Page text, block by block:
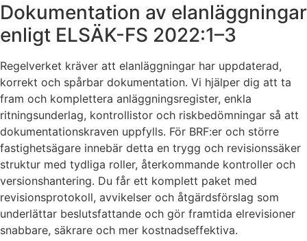
Dokumentation av elanläggningar
enligt ELSÄK-FS 2022:1–3
Regelverket kräver att elanläggningar har uppdaterad,
korrekt och spårbar dokumentation. Vi hjälper dig att ta
fram och komplettera anläggningsregister, enkla
ritningsunderlag, kontrollistor och riskbedömningar så att
dokumentationskraven uppfylls. För BRF:er och större
fastighetsägare innebär detta en trygg och revisionssäker
struktur med tydliga roller, återkommande kontroller och
versionshantering. Du får ett komplett paket med
revisionsprotokoll, avvikelser och åtgärdsförslag som
underlättar beslutsfattande och gör framtida elrevisioner
snabbare, säkrare och mer kostnadseffektiva.